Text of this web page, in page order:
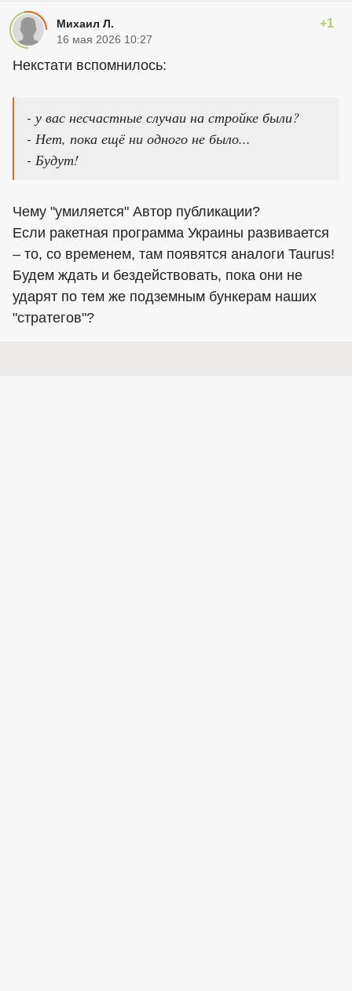
Михаил Л. +1
16 мая 2026 10:27
Некстати вспомнилось:
- у вас несчастные случаи на стройке были?
- Нет, пока ещё ни одного не было...
- Будут!
Чему "умиляется" Автор публикации?
Если ракетная программа Украины развивается
– то, со временем, там появятся аналоги Taurus!
Будем ждать и бездействовать, пока они не
ударят по тем же подземным бункерам наших
"стратегов"?